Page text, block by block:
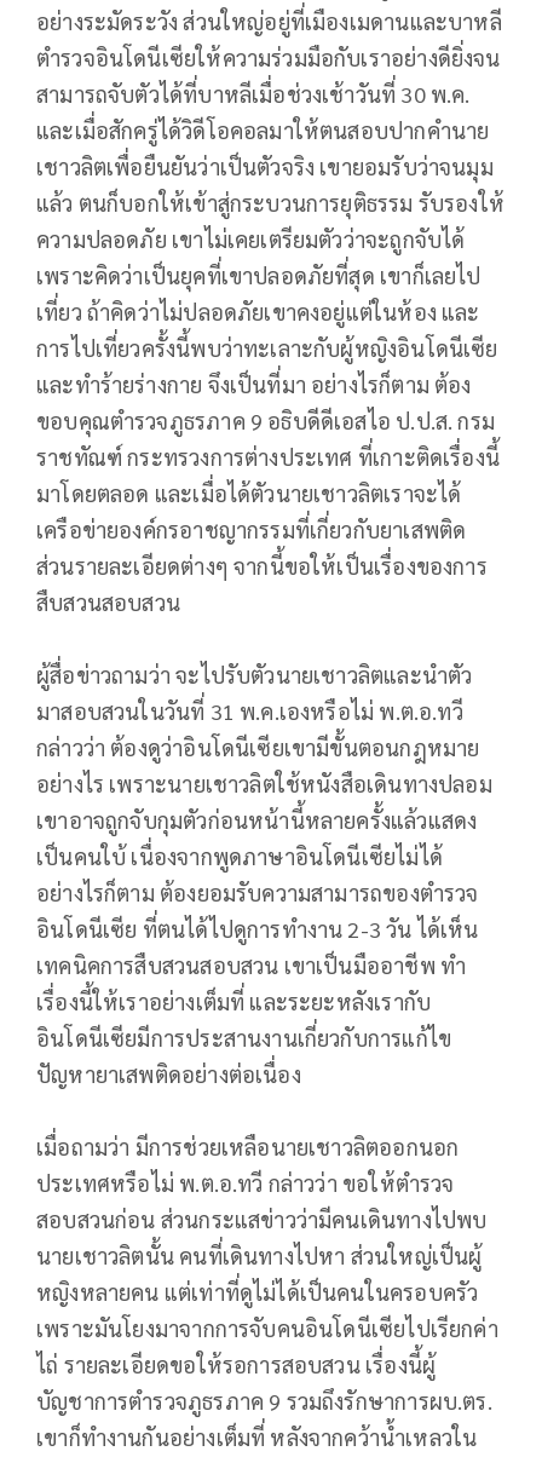
อย่างระมัดระวัง ส่วนใหญ่อยู่ที่เมืองเมดานและบาหลี
ตำรวจอินโดนีเซียให้ความร่วมมือกับเราอย่างดียิ่งจน
สามารถจับตัวได้ที่บาหลีเมื่อช่วงเช้าวันที่ 30 พ.ค.
และเมื่อสักครู่ได้วิดีโอคอลมาให้ตนสอบปากคำนาย
เชาวลิตเพื่อยืนยันว่าเป็นตัวจริง เขายอมรับว่าจนมุม
แล้ว ตนก็บอกให้เข้าสู่กระบวนการยุติธรรม รับรองให้
ความปลอดภัย เขาไม่เคยเตรียมตัวว่าจะถูกจับได้
เพราะคิดว่าเป็นยุคที่เขาปลอดภัยที่สุด เขาก็เลยไป
เที่ยว ถ้าคิดว่าไม่ปลอดภัยเขาคงอยู่แต่ในห้อง และ
การไปเที่ยวครั้งนี้พบว่าทะเลาะกับผู้หญิงอินโดนีเซีย
และทำร้ายร่างกาย จึงเป็นที่มา อย่างไรก็ตาม ต้อง
ขอบคุณตำรวจภูธรภาค 9 อธิบดีดีเอสไอ ป.ป.ส. กรม
ราชทัณฑ์ กระทรวงการต่างประเทศ ที่เกาะติดเรื่องนี้
มาโดยตลอด และเมื่อได้ตัวนายเชาวลิตเราจะได้
เครือข่ายองค์กรอาชญากรรมที่เกี่ยวกับยาเสพติด
ส่วนรายละเอียดต่างๆ จากนี้ขอให้เป็นเรื่องของการ
สืบสวนสอบสวน
ผู้สื่อข่าวถามว่า จะไปรับตัวนายเชาวลิตและนำตัว
มาสอบสวนในวันที่ 31 พ.ค.เองหรือไม่ พ.ต.อ.ทวี
กล่าวว่า ต้องดูว่าอินโดนีเซียเขามีขั้นตอนกฎหมาย
อย่างไร เพราะนายเชาวลิตใช้หนังสือเดินทางปลอม
เขาอาจถูกจับกุมตัวก่อนหน้านี้หลายครั้งแล้วแสดง
เป็นคนใบ้ เนื่องจากพูดภาษาอินโดนีเซียไม่ได้
อย่างไรก็ตาม ต้องยอมรับความสามารถของตำรวจ
อินโดนีเซีย ที่ตนได้ไปดูการทำงาน 2-3 วัน ได้เห็น
เทคนิคการสืบสวนสอบสวน เขาเป็นมืออาชีพ ทำ
เรื่องนี้ให้เราอย่างเต็มที่ และระยะหลังเรากับ
อินโดนีเซียมีการประสานงานเกี่ยวกับการแก้ไข
ปัญหายาเสพติดอย่างต่อเนื่อง
เมื่อถามว่า มีการช่วยเหลือนายเชาวลิตออกนอก
ประเทศหรือไม่ พ.ต.อ.ทวี กล่าวว่า ขอให้ตำรวจ
สอบสวนก่อน ส่วนกระแสข่าวว่ามีคนเดินทางไปพบ
นายเชาวลิตนั้น คนที่เดินทางไปหา ส่วนใหญ่เป็นผู้
หญิงหลายคน แต่เท่าที่ดูไม่ได้เป็นคนในครอบครัว
เพราะมันโยงมาจากการจับคนอินโดนีเซียไปเรียกค่า
ไถ่ รายละเอียดขอให้รอการสอบสวน เรื่องนี้ผู้
บัญชาการตำรวจภูธรภาค 9 รวมถึงรักษาการผบ.ตร.
เขาก็ทำงานกันอย่างเต็มที่ หลังจากคว้าน้ำเหลวใน